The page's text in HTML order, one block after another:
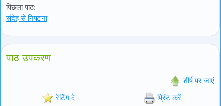
पिछला पाठ:
संदेह से निपटना
पाठ उपकरण
शीर्ष पर जाएं
रेटिंग दें प्रिंट करें